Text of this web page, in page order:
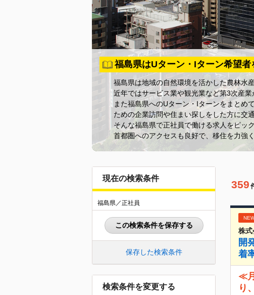
福島県はUターン・Iターン希望者
福島県は地域の自然環境を活かした農林水
近年ではサービス業や観光業など第3次産
また福島県へのUターン・Iターンをまとめ
ための企業訪問や住まい探しをした方に交
そんな福島県で正社員で働ける求人をピッ
首都圏へのアクセスも良好で、移住を力強
現在の検索条件
福島県／正社員
この検索条件を保存する
保存した検索条件
検索条件を変更する
359
株式
開
着
≪
り